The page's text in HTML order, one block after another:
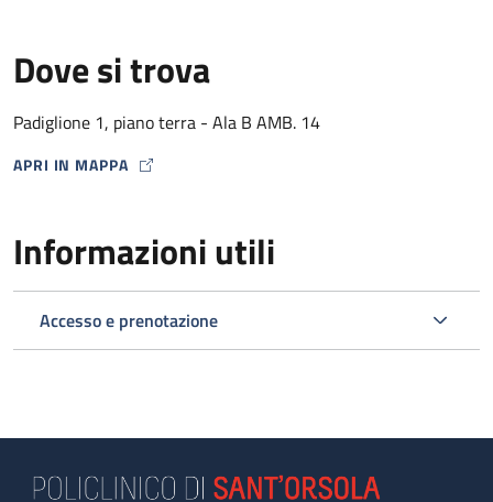
Dove si trova
Padiglione 1, piano terra - Ala B AMB. 14
APRI IN MAPPA
MAP ICON
Informazioni utili
Accesso e prenotazione